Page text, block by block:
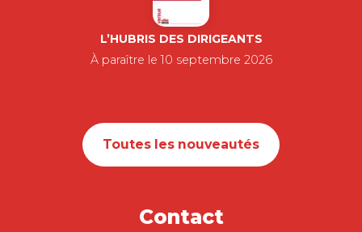
L’HUBRIS DES DIRIGEANTS
À paraître le 10 septembre 2026
Toutes les nouveautés
Contact